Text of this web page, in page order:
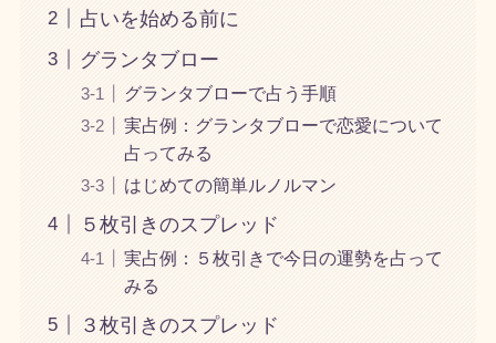
占いを始める前に
グランタブロー
グランタブローで占う手順
実占例：グランタブローで恋愛について
占ってみる
はじめての簡単ルノルマン
５枚引きのスプレッド
実占例：５枚引きで今日の運勢を占って
みる
３枚引きのスプレッド